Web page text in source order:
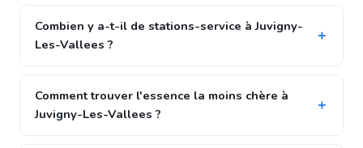
Combien y a-t-il de stations-service à Juvigny-
Les-Vallees ?
Comment trouver l'essence la moins chère à
Juvigny-Les-Vallees ?